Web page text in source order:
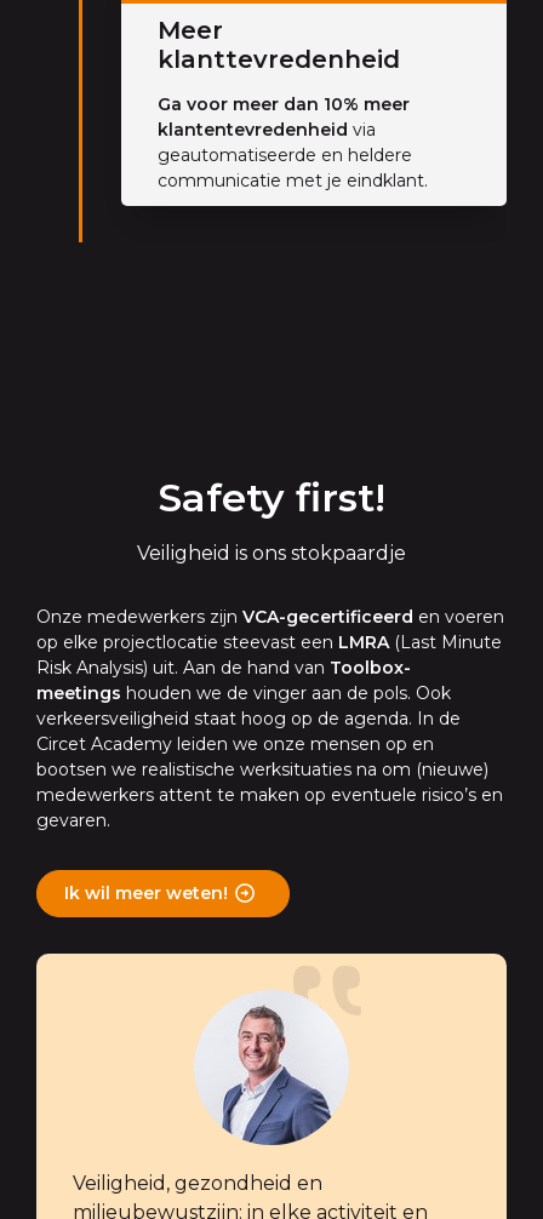
Meer
klanttevredenheid
Ga voor meer dan 10% meer
klantentevredenheid via
geautomatiseerde en heldere
communicatie met je eindklant.
Safety first!
Veiligheid is ons stokpaardje
Onze medewerkers zijn VCA-gecertificeerd en voeren
op elke projectlocatie steevast een LMRA(Last Minute
Risk Analysis) uit. Aan de hand van Toolbox-
meetings houden we de vinger aan de pols. Ook
verkeersveiligheid staat hoog op de agenda. In de
Circet Academy leiden we onze mensen op en
bootsen we realistische werksituaties na om (nieuwe)
medewerkers attent te maken op eventuele risico’s en
gevaren.
Ik wil meer weten!
Veiligheid, gezondheid en
milieubewustzijn: in elke activiteit en